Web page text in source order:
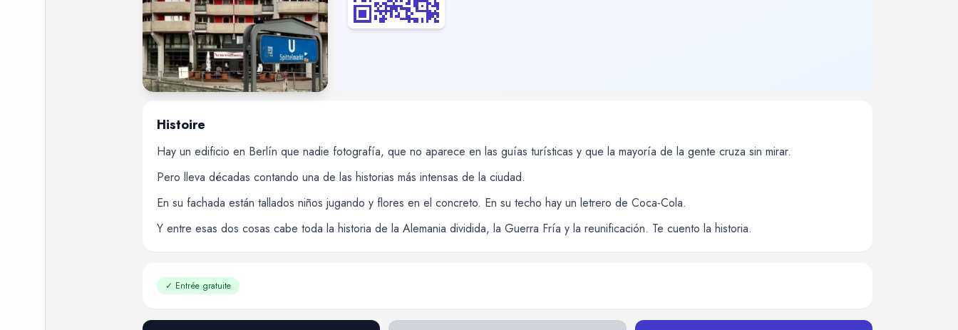
Histoire
Hay un edificio en Berlín que nadie fotografía, que no aparece en las guías turísticas y que la mayoría de la gente cruza sin mirar.
Pero lleva décadas contando una de las historias más intensas de la ciudad.
En su fachada están tallados niños jugando y flores en el concreto. En su techo hay un letrero de Coca-Cola.
Y entre esas dos cosas cabe toda la historia de la Alemania dividida, la Guerra Fría y la reunificación. Te cuento la historia.
✓ Entrée gratuite